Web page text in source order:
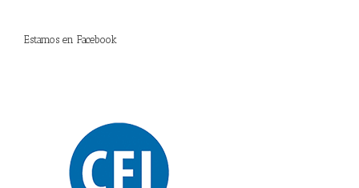
Estamos en Facebook